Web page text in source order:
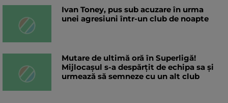
Ivan Toney, pus sub acuzare în urma
unei agresiuni într-un club de noapte
Mutare de ultimă oră în Superligă!
Mijlocașul s-a despărțit de echipa sa și
urmează să semneze cu un alt club